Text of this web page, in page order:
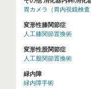
胃カメラ（胃内視鏡検査
変形性膝関節症
人工膝関節置換術
変形性股関節症
人工股関節置換術
緑内障
緑内障手術